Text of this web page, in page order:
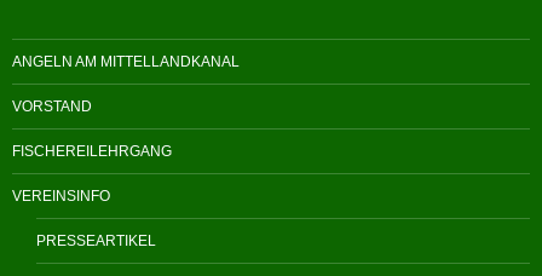
ANGELN AM MITTELLANDKANAL
VORSTAND
FISCHEREILEHRGANG
VEREINSINFO
PRESSEARTIKEL